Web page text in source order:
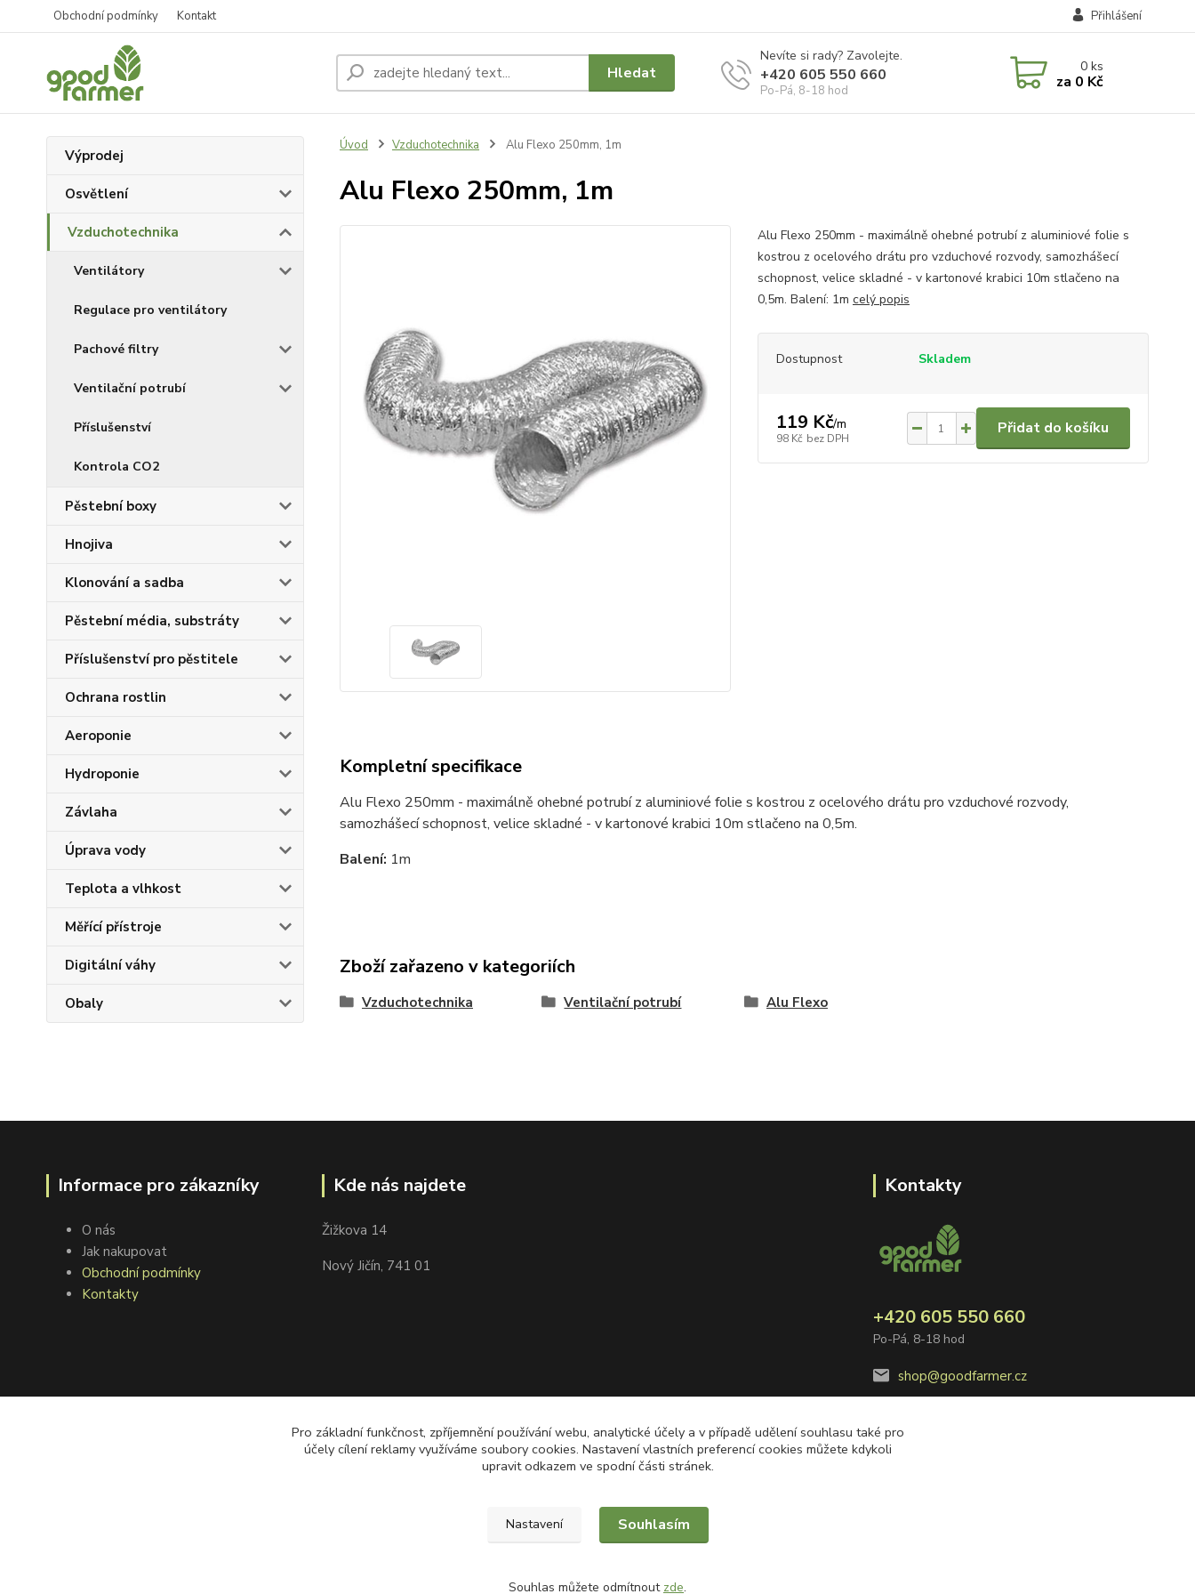
Obchodní podmínky Kontakt Přihlášení
Hledat
Nevíte si rady? Zavolejte.
+420 605 550 660
Po-Pá, 8-18 hod
0ks
za 0 Kč
Výprodej
Osvětlení
Vzduchotechnika
Ventilátory
Regulace pro ventilátory
Pachové filtry
Ventilační potrubí
Příslušenství
Kontrola CO2
Pěstební boxy
Hnojiva
Klonování a sadba
Pěstební média, substráty
Příslušenství pro pěstitele
Ochrana rostlin
Aeroponie
Hydroponie
Závlaha
Úprava vody
Teplota a vlhkost
Měřící přístroje
Digitální váhy
Obaly
Úvod Vzduchotechnika Alu Flexo 250mm, 1m
Alu Flexo 250mm, 1m
Alu Flexo 250mm - maximálně ohebné potrubí z aluminiové folie s
kostrou z ocelového drátu pro vzduchové rozvody, samozhášecí
schopnost, velice skladné - v kartonové krabici 10m stlačeno na
0,5m. Balení: 1m celý popis
Dostupnost Skladem
119 Kč/m
98 Kč bez DPH
Přidat do košíku
Kompletní specifikace
Alu Flexo 250mm - maximálně ohebné potrubí z aluminiové folie s kostrou z ocelového drátu pro vzduchové rozvody,
samozhášecí schopnost, velice skladné - v kartonové krabici 10m stlačeno na 0,5m.
Balení: 1m
Zboží zařazeno v kategoriích
Vzduchotechnika Ventilační potrubí Alu Flexo
Informace pro zákazníky
O nás
Jak nakupovat
Obchodní podmínky
Kontakty
Kde nás najdete
Žižkova 14
Nový Jičín, 741 01
Kontakty
+420 605 550 660
Po-Pá, 8-18 hod
shop@goodfarmer.cz
Pro základní funkčnost, zpříjemnění používání webu, analytické účely a v případě udělení souhlasu také pro
účely cílení reklamy využíváme soubory cookies. Nastavení vlastních preferencí cookies můžete kdykoli
upravit odkazem ve spodní části stránek.
Nastavení Souhlasím
Souhlas můžete odmítnout zde.